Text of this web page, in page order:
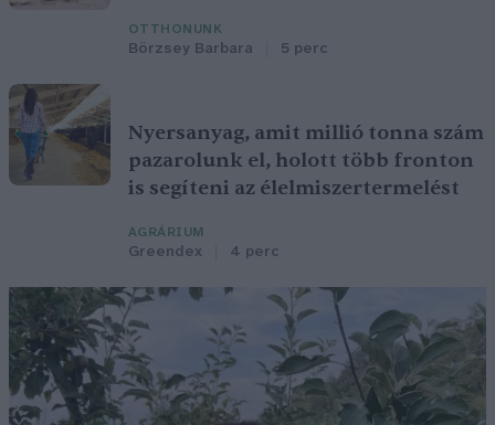
OTTHONUNK
Börzsey Barbara 5 perc
Nyersanyag, amit millió tonna szám
pazarolunk el, holott több fronton
is segíteni az élelmiszertermelést
AGRÁRIUM
Greendex 4 perc